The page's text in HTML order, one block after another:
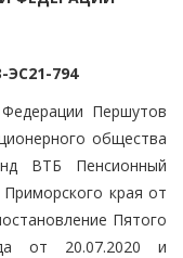
ЭС21-794
Першутов
общества
ВТБ Пенсионный
края от
Пятого
от 20.07.2020 и